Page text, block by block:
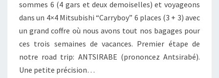
sommes 6 (4 gars et deux demoiselles) et voyageons
dans un 4×4 Mitsubishi “Carryboy” 6 places (3 + 3) avec
un grand coffre où nous avons tout nos bagages pour
ces trois semaines de vacances. Premier étape de
notre road trip: ANTSIRABE (prononcez Antsirabé).
Une petite précision…